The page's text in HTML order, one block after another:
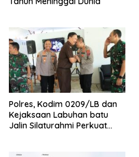
Polres, Kodim 0209/LB dan
Kejaksaan Labuhan batu
Jalin Silaturahmi Perkuat